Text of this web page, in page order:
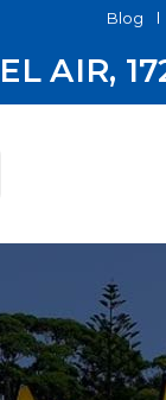
Blog
AIR,